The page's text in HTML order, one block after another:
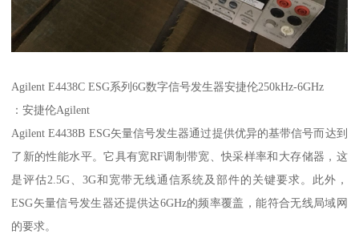
Agilent E4438C ESG系列6G数字信号发生器安捷伦250kHz-6GHz
：安捷伦Agilent
Agilent E4438B ESG矢量信号发生器通过提供优异的基带信号而达到
了新的性能水平。它具有宽RF调制带宽、快采样率和大存储器，这
是评估2.5G、3G和宽带无线通信系统及部件的关键要求。此外，
ESG矢量信号发生器还提供达6GHz的频率覆盖，能符合无线局域网
的要求。